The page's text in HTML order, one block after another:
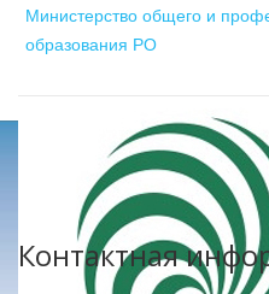
Министерство общего и
образования РО
Контактная